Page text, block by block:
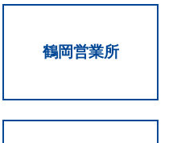
鶴岡営業所